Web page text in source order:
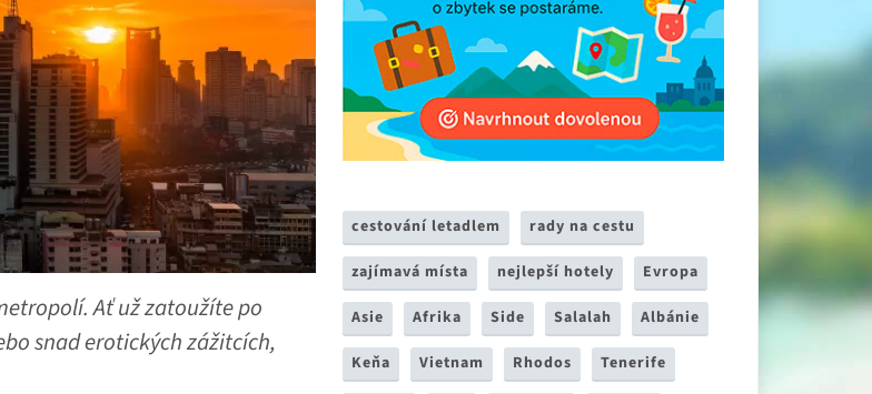
Ať už zatoužíte po
snad erotických zážitcích,
cestování letadlem rady na cestu
zajímavá místa nejlepší hotely Evropa
Asie Afrika Side Salalah Albánie
Keňa Vietnam Rhodos Tenerife